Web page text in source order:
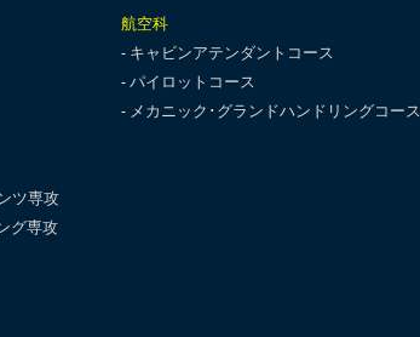
ツ専攻
グ専攻
航空科
キャビンアテンダントコース
パイロットコース
メカニック･グランドハンドリングコース